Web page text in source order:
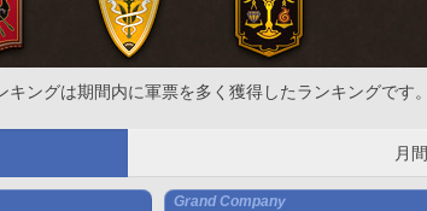
キングは期間内に軍票を多く獲得したランキングです。
月間
Grand Company